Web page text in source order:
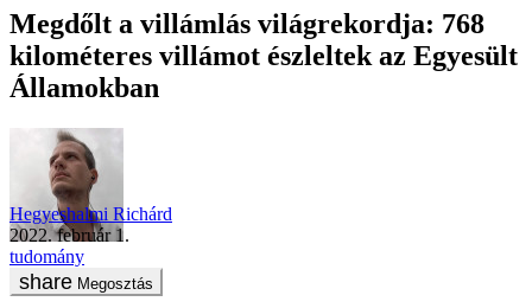
Megdőlt a villámlás világrekordja: 768
kilométeres villámot észleltek az Egyesült
Államokban
Hegyeshalmi Richárd
2022. február 1.
tudomány
Megosztás